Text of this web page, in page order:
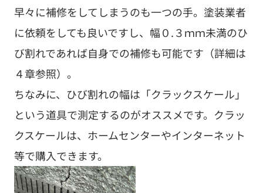
早々に補修をしてしまうのも一つの手。塗装業者
に依頼をしても良いですし、幅０.３ｍｍ未満のひ
び割れであれば自身での補修も可能です（詳細は
４章参照）。
ちなみに、ひび割れの幅は「クラックスケール」
という道具で測定するのがオススメです。クラッ
クスケールは、ホームセンターやインターネット
等で購入できます。